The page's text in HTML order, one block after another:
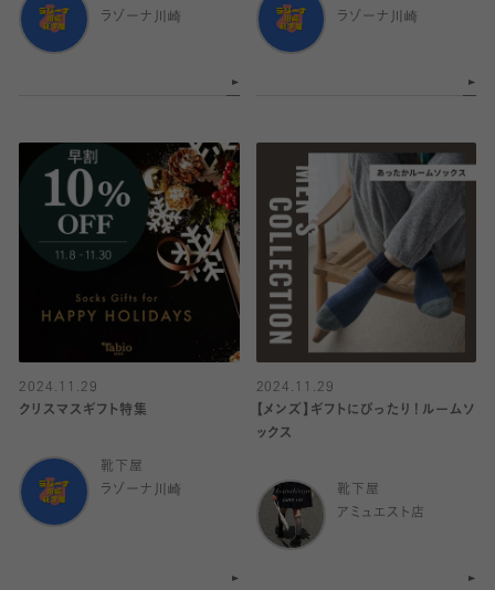
ラゾーナ川崎
ラゾーナ川崎
2024.11.29
クリスマスギフト特集
靴下屋
ラゾーナ川崎
2024.11.29
【メンズ】ギフトにぴったり！ルームソ
ックス
靴下屋
アミュエスト店